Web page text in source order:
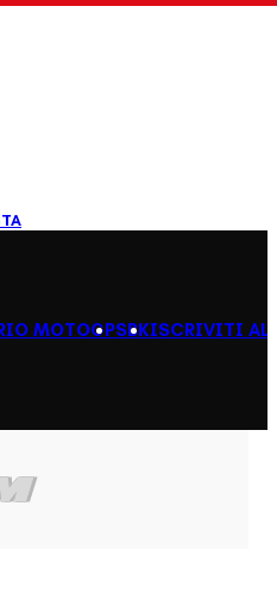
MOTOGPSBKISCRIVITI AL